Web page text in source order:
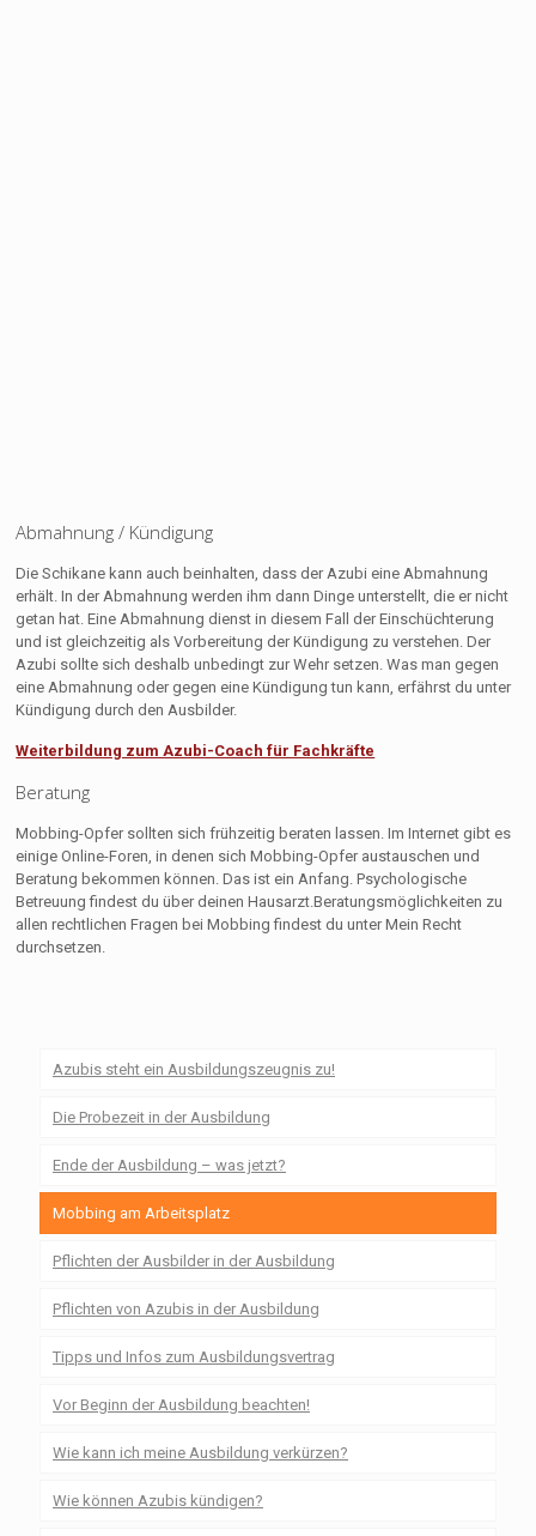
Abmahnung / Kündigung
Die Schikane kann auch beinhalten, dass der Azubi eine Abmahnung
erhält. In der Abmahnung werden ihm dann Dinge unterstellt, die er nicht
getan hat. Eine Abmahnung dienst in diesem Fall der Einschüchterung
und ist gleichzeitig als Vorbereitung der Kündigung zu verstehen. Der
Azubi sollte sich deshalb unbedingt zur Wehr setzen. Was man gegen
eine Abmahnung oder gegen eine Kündigung tun kann, erfährst du unter
Kündigung durch den Ausbilder.
Weiterbildung zum Azubi-Coach für Fachkräfte
Beratung
Mobbing-Opfer sollten sich frühzeitig beraten lassen. Im Internet gibt es
einige Online-Foren, in denen sich Mobbing-Opfer austauschen und
Beratung bekommen können. Das ist ein Anfang. Psychologische
Betreuung findest du über deinen Hausarzt.Beratungsmöglichkeiten zu
allen rechtlichen Fragen bei Mobbing findest du unter Mein Recht
durchsetzen.
Azubis steht ein Ausbildungszeugnis zu!
Die Probezeit in der Ausbildung
Ende der Ausbildung – was jetzt?
Mobbing am Arbeitsplatz
Pflichten der Ausbilder in der Ausbildung
Pflichten von Azubis in der Ausbildung
Tipps und Infos zum Ausbildungsvertrag
Vor Beginn der Ausbildung beachten!
Wie kann ich meine Ausbildung verkürzen?
Wie können Azubis kündigen?